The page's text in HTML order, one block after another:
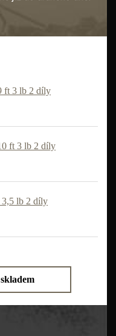
ft 3 lb 2 díly
ft 3 lb 2 díly
3,5 lb 2 díly